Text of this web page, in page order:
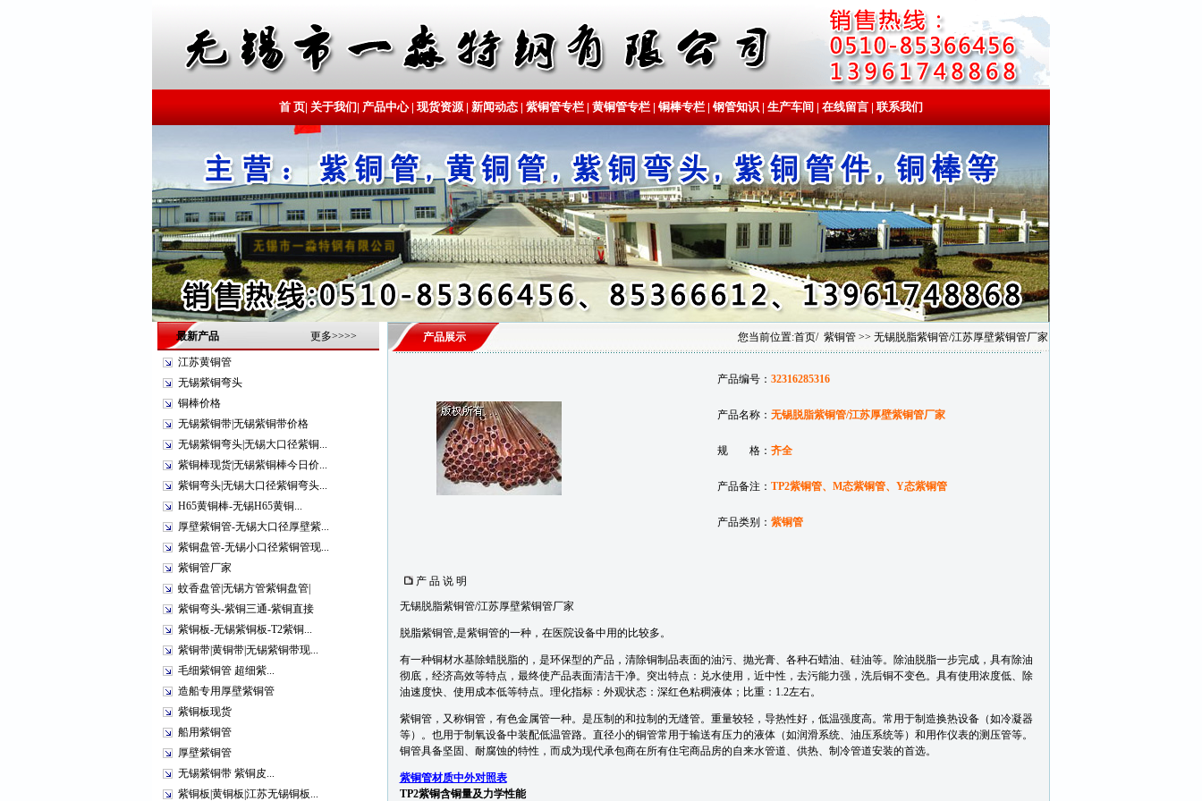
首 页| 关于我们| 产品中心| 现货资源| 新闻动态 | 紫铜管专栏 | 黄铜管专栏 | 铜棒专栏 | 钢管知识 | 生产车间 | 在线留言 | 联系我们
最新产品 更多>>>>
江苏黄铜管
无锡紫铜弯头
铜棒价格
无锡紫铜带|无锡紫铜带价格
无锡紫铜弯头|无锡大口径紫铜...
紫铜棒现货|无锡紫铜棒今日价...
紫铜弯头|无锡大口径紫铜弯头...
H65黄铜棒-无锡H65黄铜...
厚壁紫铜管-无锡大口径厚壁紫...
紫铜盘管-无锡小口径紫铜管现...
紫铜管厂家
蚊香盘管|无锡方管紫铜盘管|
紫铜弯头-紫铜三通-紫铜直接
紫铜板-无锡紫铜板-T2紫铜...
紫铜带|黄铜带|无锡紫铜带现...
毛细紫铜管 超细紫...
造船专用厚壁紫铜管
紫铜板现货
船用紫铜管
厚壁紫铜管
无锡紫铜带 紫铜皮...
紫铜板|黄铜板|江苏无锡铜板...
产品展示 您当前位置:首页/ 紫铜管 >> 无锡脱脂紫铜管/江苏厚壁紫铜管厂家
产品编号： 32316285316
产品名称： 无锡脱脂紫铜管/江苏厚壁紫铜管厂家
规 格：齐全
产品备注： TP2紫铜管、M态紫铜管、Y态紫铜管
产品类别： 紫铜管
产 品 说 明
无锡脱脂紫铜管/江苏厚壁紫铜管厂家
脱脂紫铜管,是紫铜管的一种，在医院设备中用的比较多。
有一种铜材水基除蜡脱脂的，是环保型的产品，清除铜制品表面的油污、抛光膏、各种石蜡油、硅油等。除油脱脂一步完成，具有除油
彻底，经济高效等特点，最终使产品表面清洁干净。突出特点：兑水使用，近中性，去污能力强，洗后铜不变色。具有使用浓度低、除
油速度快、使用成本低等特点。理化指标：外观状态：深红色粘稠液体；比重：1.2左右。
紫铜管，又称铜管，有色金属管一种。是压制的和拉制的无缝管。重量较轻，导热性好，低温强度高。常用于制造换热设备（如冷凝器
等）。也用于制氧设备中装配低温管路。直径小的铜管常用于输送有压力的液体（如润滑系统、油压系统等）和用作仪表的测压管等。
铜管具备坚固、耐腐蚀的特性，而成为现代承包商在所有住宅商品房的自来水管道、供热、制冷管道安装的首选。
紫铜管材质中外对照表
TP2紫铜含铜量及力学性能